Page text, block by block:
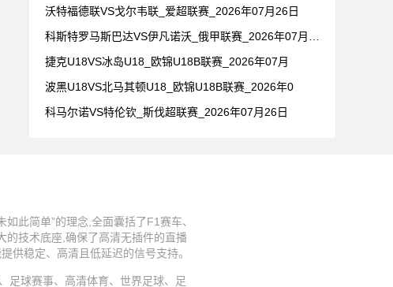
沃特福德联VS戈尔韦联_爱超联赛_2026年07月26日
捷克U18VS冰岛U18_欧锦U18B联赛_2026年07月
波黑U18VS北马其顿U18_欧锦U18B联赛_2026年0
科马尔诺VS特伦钦_斯伐超联赛_2026年07月26日
此简单”的理念,全面囊括了F1赛车、
的技术底座,确保了高清无插件的直播
供稳定、高清且低延迟的信号支持。
足球赛事、高清体育、世界足球、足